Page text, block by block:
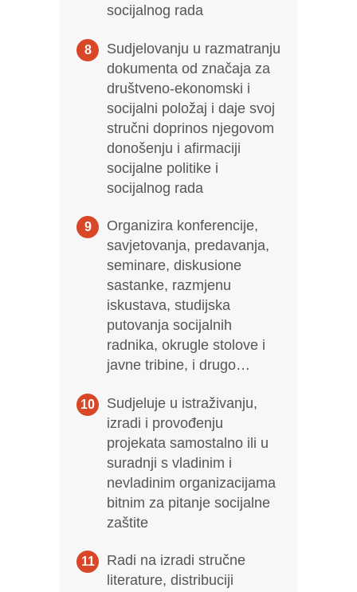
socijalnog rada
Sudjelovanju u razmatranju
dokumenta od značaja za
društveno-ekonomski i
socijalni položaj i daje svoj
stručni doprinos njegovom
donošenju i afirmaciji
socijalne politike i
socijalnog rada
Organizira konferencije,
savjetovanja, predavanja,
seminare, diskusione
sastanke, razmjenu
iskustava, studijska
putovanja socijalnih
radnika, okrugle stolove i
javne tribine, i drugo…
Sudjeluje u istraživanju,
izradi i provođenju
projekata samostalno ili u
suradnji s vladinim i
nevladinim organizacijama
bitnim za pitanje socijalne
zaštite
Radi na izradi stručne
literature, distribuciji